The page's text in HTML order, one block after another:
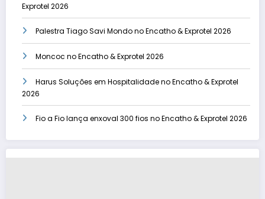
Exprotel 2026
Palestra Tiago Savi Mondo no Encatho & Exprotel 2026
Moncoc no Encatho & Exprotel 2026
Harus Soluções em Hospitalidade no Encatho & Exprotel
2026
Fio a Fio lança enxoval 300 fios no Encatho & Exprotel 2026